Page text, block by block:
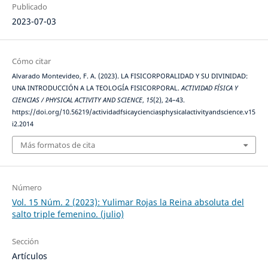
Publicado
2023-07-03
Cómo citar
Alvarado Montevideo, F. A. (2023). LA FISICORPORALIDAD Y SU DIVINIDAD:
UNA INTRODUCCIÓN A LA TEOLOGÍA FISICORPORAL.ACTIVIDAD FÍSICA Y
CIENCIAS / PHYSICAL ACTIVITY AND SCIENCE, 15(2), 24–43.
https://doi.org/10.56219/actividadfsicaycienciasphysicalactivityandscience.v15
i2.2014
Más formatos de cita
Número
Vol. 15 Núm. 2 (2023): Yulimar Rojas la Reina absoluta del
salto triple femenino. (julio)
Sección
Artículos